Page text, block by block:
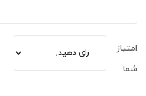
امتیاز
شما